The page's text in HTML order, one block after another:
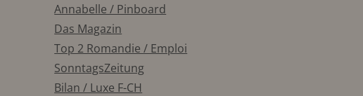
Annabelle / Pinboard
Das Magazin
Top 2 Romandie / Emploi
SonntagsZeitung
Bilan / Luxe F-CH